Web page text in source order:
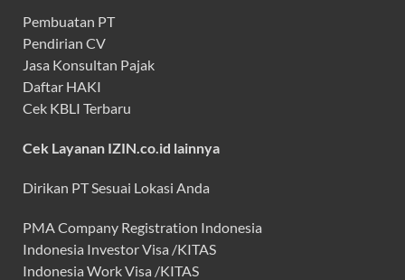
Pembuatan PT
Pendirian CV
Jasa Konsultan Pajak
Daftar HAKI
Cek KBLI Terbaru
Cek Layanan IZIN.co.id lainnya
Dirikan PT Sesuai Lokasi Anda
PMA Company Registration Indonesia
Indonesia Investor Visa /KITAS
Indonesia Work Visa /KITAS